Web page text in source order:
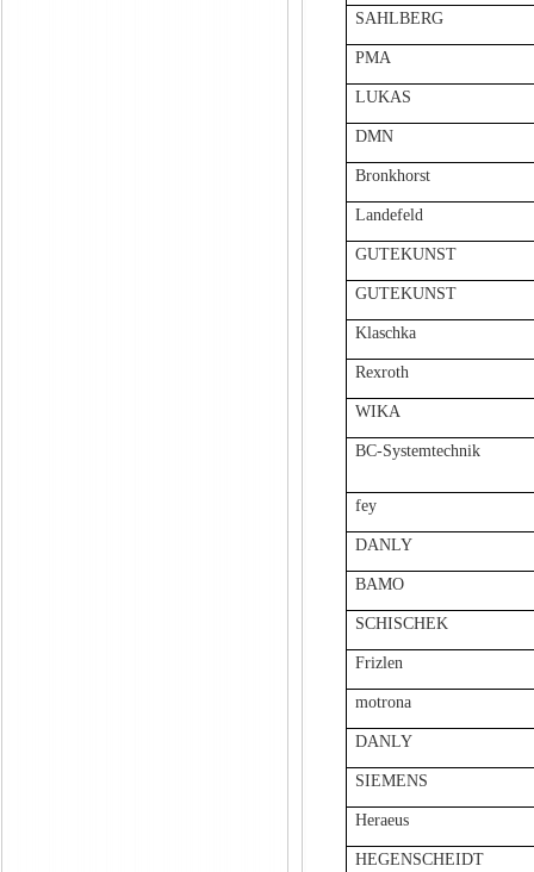
SAHLBERG
PMA
LUKAS
DMN
Bronkhorst
Landefeld
GUTEKUNST
GUTEKUNST
Klaschka
Rexroth
WIKA
BC-Systemtechnik
fey
DANLY
BAMO
SCHISCHEK
Frizlen
motrona
DANLY
SIEMENS
Heraeus
HEGENSCHEIDT